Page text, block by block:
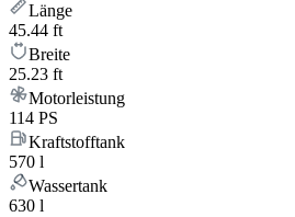
Länge
45.44 ft
Breite
25.23 ft
Motorleistung
114 PS
Kraftstofftank
570 l
Wassertank
630 l